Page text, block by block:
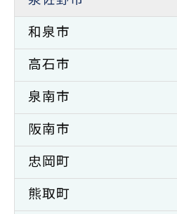
和泉市
高石市
泉南市
阪南市
忠岡町
熊取町